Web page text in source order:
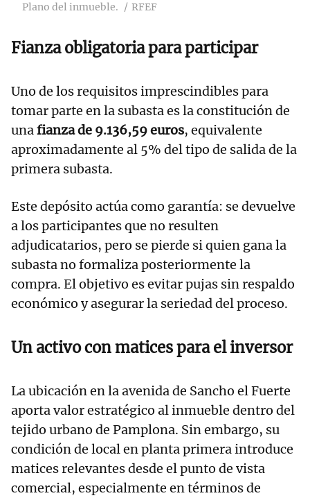
Plano del inmueble. RFEF
Fianza obligatoria para participar
Uno de los requisitos imprescindibles para
tomar parte en la subasta es la constitución de
unafianza de 9.136,59 euros, equivalente
aproximadamente al 5% del tipo de salida de la
primera subasta.
Este depósito actúa como garantía: se devuelve
a los participantes que no resulten
adjudicatarios, pero se pierde si quien gana la
subasta no formaliza posteriormente la
compra. El objetivo es evitar pujas sin respaldo
económico y asegurar la seriedad del proceso.
Un activo con matices para el inversor
La ubicación en la avenida de Sancho el Fuerte
aporta valor estratégico al inmueble dentro del
tejido urbano de Pamplona. Sin embargo, su
condición de local en planta primera introduce
matices relevantes desde el punto de vista
comercial, especialmente en términos de